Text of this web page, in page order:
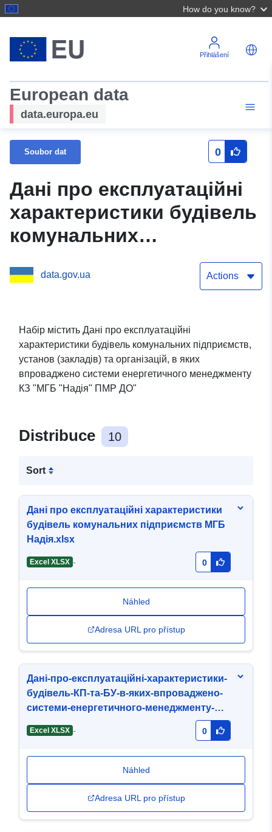
How do you know?
Přihlášení
European data
data.europa.eu
Soubor dat 0
Дані про експлуатаційні
характеристики будівель
комунальних
підприємств, установ
(закладів) та організацій,
системи енергетичного
менеджменту КЗ "МГБ
"Надія" ПМР ДО"
data.gov.ua Actions
Набір містить Дані про експлуатаційні
характеристики будівель комунальних підприємств,
установ (закладів) та організацій, в яких
впроваджено системи енергетичного менеджменту
КЗ "МГБ "Надія" ПМР ДО"
Distribuce 10
Sort
Дані про експлуатаційні характеристики
будівель комунальних підприємств МГБ
Надія.xlsx
Excel XLSX - 0
Náhled
Adresa URL pro přístup
Дані-про-експлуатаційні-характеристики-
будівель-КП-та-БУ-в-яких-впроваджено-
системи-енергетичного-менеджменту-
Excel XLSX - 0
Náhled
Adresa URL pro přístup